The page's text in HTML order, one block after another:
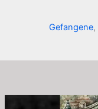
Gefangene,